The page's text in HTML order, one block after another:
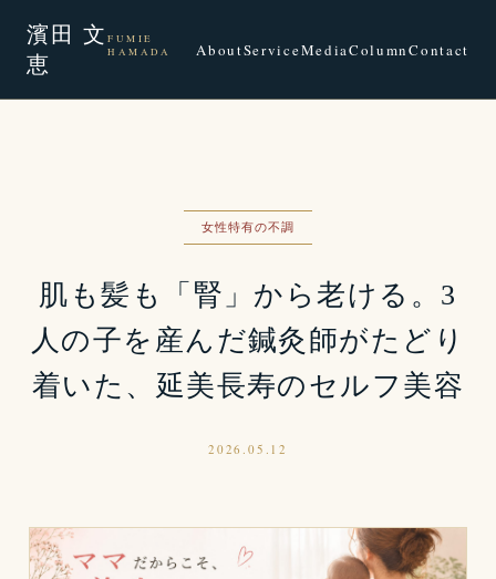
濱田 文
恵
FUMIE
HAMADA
AboutServiceMediaColumnContact
女性特有の不調
肌も髪も「腎」から老ける。3
人の子を産んだ鍼灸師がたどり
着いた、延美長寿のセルフ美容
2026.05.12